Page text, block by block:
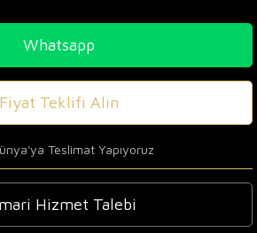
Whatsapp
Fiyat Teklifi Alın
Teslimat Yapıyoruz
Hizmet Talebi